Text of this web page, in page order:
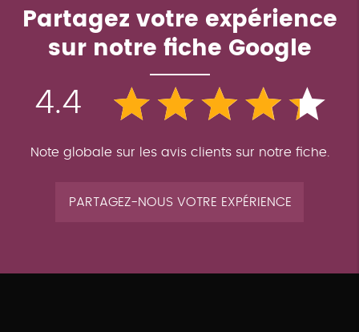
Partagez votre expérience
sur notre fiche Google
4.4
Note globale sur les avis clients sur notre fiche.
PARTAGEZ-NOUS VOTRE EXPÉRIENCE